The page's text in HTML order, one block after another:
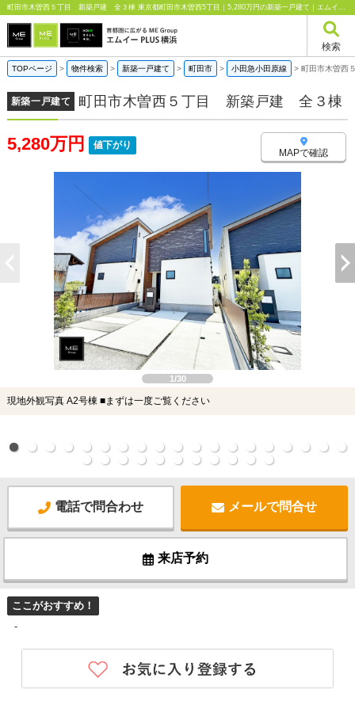
町田市木曽西５丁目 新築戸建 全３棟 東京都町田市木曽西5丁目｜5,280万円の新築一戸建て｜エムイーPLUS横浜
検索
TOPページ > 物件検索 > 新築一戸建て > 町田市 > 小田急小田原線 > 町田市木曽
新築一戸建て 町田市木曽西５丁目 新築戸建 全３棟
5,280万円 値下がり
MAPで確認
1/30
現地外観写真 A2号棟 ■まずは一度ご覧ください
電話で問合わせ メールで問合せ
来店予約
ここがおすすめ！
-